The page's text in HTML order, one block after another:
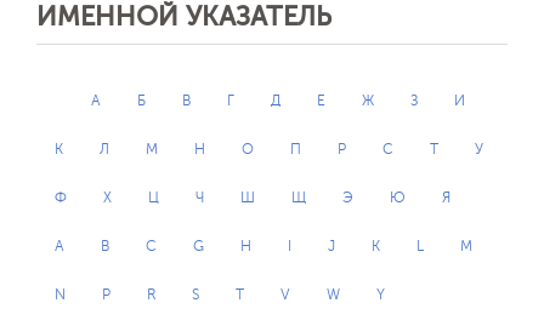
ИМЕННОЙ УКАЗАТЕЛЬ
А Б В Г Д Е Ж З И
К Л М Н О П Р С Т У
Ф Х Ц Ч Ш Щ Э Ю Я
A B C G H J K L M
N P R S T V W Y